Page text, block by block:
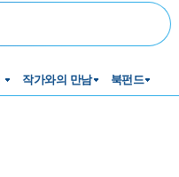
작가와의 만남 북펀드